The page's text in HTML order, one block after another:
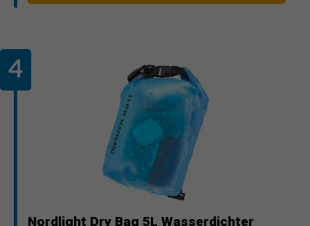
Nordlight Dry Bag 5L Wasserdichter